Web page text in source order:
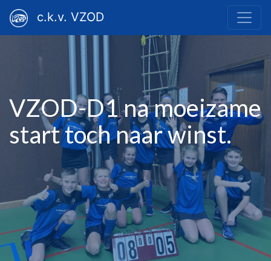
c.k.v. VZOD
VZOD-D1 na moeizame
start toch naar winst.